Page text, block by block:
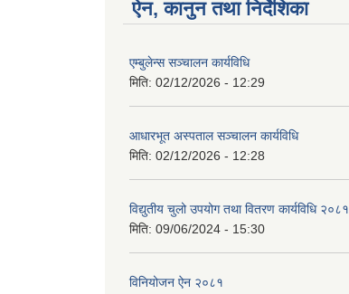
ऐन, कानुन तथा निर्देशिका
एम्बुलेन्स सञ्चालन कार्यविधि
मिति: 02/12/2026 - 12:29
आधारभूत अस्पताल सञ्चालन कार्यविधि
मिति: 02/12/2026 - 12:28
विद्युतीय चुलो उपयोग तथा वितरण कार्यविधि २०८१
मिति: 09/06/2024 - 15:30
विनियोजन ऐन २०८१